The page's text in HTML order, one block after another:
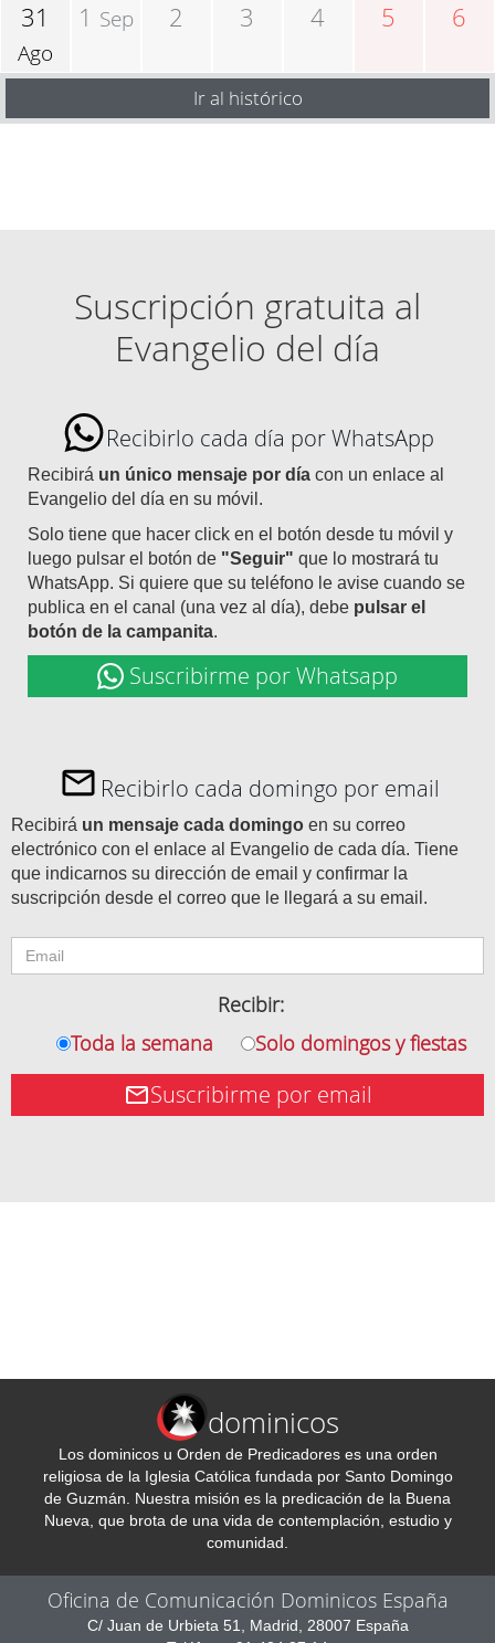
31
Ago
1 Sep 2 3 4 5 6
Ir al histórico
Suscripción gratuita al
Evangelio del día
Recibirlo cada día por WhatsApp
Recibirá un único mensaje por día con un enlace al
Evangelio del día en su móvil.
Solo tiene que hacer click en el botón desde tu móvil y
luego pulsar el botón de "Seguir" que lo mostrará tu
WhatsApp. Si quiere que su teléfono le avise cuando se
publica en el canal (una vez al día), debe pulsar el
botón de la campanita.
Suscribirme por Whatsapp
Recibirlo cada domingo por email
Recibirá un mensaje cada domingo en su correo
electrónico con el enlace al Evangelio de cada día. Tiene
que indicarnos su dirección de email y confirmar la
suscripción desde el correo que le llegará a su email.
Recibir:
Toda la semana
Solo domingos y fiestas
Suscribirme por email
dominicos
Los dominicos u Orden de Predicadores es una orden
religiosa de la Iglesia Católica fundada por Santo Domingo
de Guzmán. Nuestra misión es la predicación de la Buena
Nueva, que brota de una vida de contemplación, estudio y
comunidad.
Oficina de Comunicación Dominicos España
C/ Juan de Urbieta 51, Madrid, 28007 España